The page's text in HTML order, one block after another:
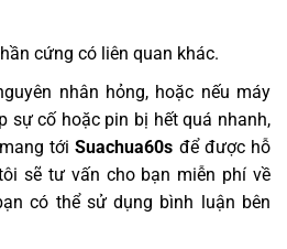
cứng có liên quan khác.
nhân hỏng, hoặc nếu máy
sự cố hoặc pin bị hết quá nhanh,
tớiSuachua60s để được hỗ
sẽ tư vấn cho bạn miễn phí về
có thể sử dụng bình luận bên